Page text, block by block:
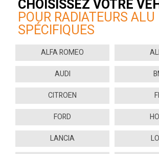
CHOISISSEZ VOTRE
POUR RADIATEURS ALU
SPÉCIFIQUES
ALFA ROMEO
AUDI
CITROEN
FORD
LANCIA